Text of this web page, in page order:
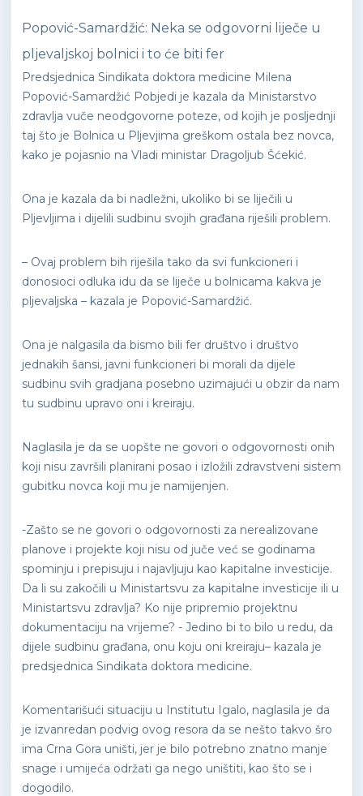
Popović-Samardžić: Neka se odgovorni liječe u
pljevaljskoj bolnici i to će biti fer
Predsjednica Sindikata doktora medicine Milena
Popović-Samardžić Pobjedi je kazala da Ministarstvo
zdravlja vuče neodgovorne poteze, od kojih je posljednji
taj što je Bolnica u Pljevjima greškom ostala bez novca,
kako je pojasnio na Vladi ministar Dragoljub Šćekić.
Ona je kazala da bi nadležni, ukoliko bi se liječili u
Pljevljima i dijelili sudbinu svojih građana riješili problem.
– Ovaj problem bih riješila tako da svi funkcioneri i
donosioci odluka idu da se liječe u bolnicama kakva je
pljevaljska – kazala je Popović-Samardžić.
Ona je nalgasila da bismo bili fer društvo i društvo
jednakih šansi, javni funkcioneri bi morali da dijele
sudbinu svih gradjana posebno uzimajući u obzir da nam
tu sudbinu upravo oni i kreiraju.
Naglasila je da se uopšte ne govori o odgovornosti onih
koji nisu završili planirani posao i izložili zdravstveni sistem
gubitku novca koji mu je namijenjen.
-Zašto se ne govori o odgovornosti za nerealizovane
planove i projekte koji nisu od juče već se godinama
spominju i prepisuju i najavljuju kao kapitalne investicije.
Da li su zakočili u Ministartsvu za kapitalne investicije ili u
Ministartsvu zdravlja? Ko nije pripremio projektnu
dokumentaciju na vrijeme? - Jedino bi to bilo u redu, da
dijele sudbinu građana, onu koju oni kreiraju– kazala je
predsjednica Sindikata doktora medicine.
Komentarišući situaciju u Institutu Igalo, naglasila je da
je izvanredan podvig ovog resora da se nešto takvo šro
ima Crna Gora uništi, jer je bilo potrebno znatno manje
snage i umijeća održati ga nego uništiti, kao što se i
dogodilo.